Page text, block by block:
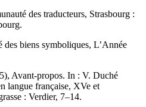
des traducteurs, Strasbourg :
biens symboliques, L’Année
Avant-propos. In : V. Duché
langue française, XVe et
: Verdier, 7–14.